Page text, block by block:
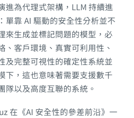
進為代理式架構，LLM 持續進
單靠 AI 驅動的安全性分析並不
來生成並標記問題的模型，必
、客戶環境、真實可利用性、
及完整可視性的確定性系統並
下，這也意味著需要支援數千
隊以及高度互聯的系統。
在《AI 安全性的參差前沿》一